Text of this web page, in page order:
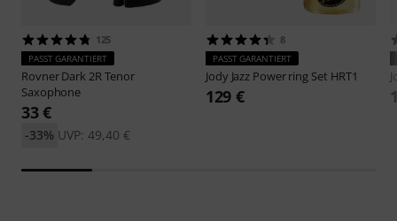
125
PASST GARANTIERT
RovnerDark 2R Tenor
Saxophone
33 €
UVP: 49,40 €
-33%
8
PASST GARANTIERT
Jody Jazz Power ring Set HRT1
129 €